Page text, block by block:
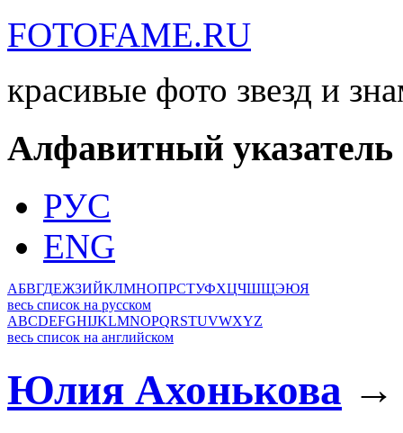
FOTOFAME.RU
красивые фото звезд и
Алфавитный указатель
РУС
ENG
АБВГДЕЖЗИЙКЛМНОПРСТУФХЦЧШЩЭЮЯ
весь список на русском
ABCDEFGHIJKLMNOPQRSTUVWXYZ
весь список на английском
Юлия Ахонькова →